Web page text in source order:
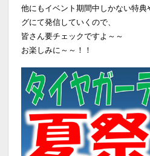
他にもイベント期間中しかない特
グにて発信していくので、
皆さん要チェックですよ～～
お楽しみに～～！！